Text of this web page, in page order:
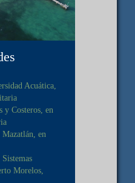
Acuática,
y Costeros, en
en
Morelos,